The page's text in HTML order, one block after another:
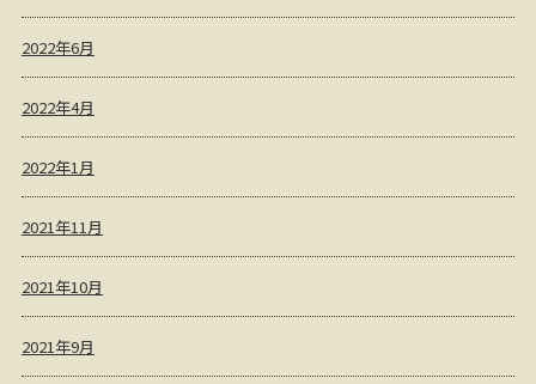
2022年6月
2022年4月
2022年1月
2021年11月
2021年10月
2021年9月